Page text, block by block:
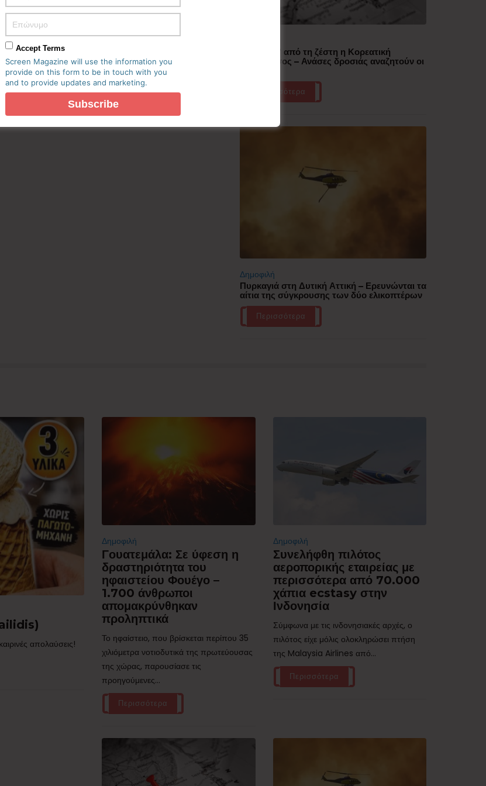
τον πλοηγό για την επόμενη φορά που θα
“Έλιωσε” από τη ζέστη η Κορεατική
Χερσόνησος – Ανάσες δροσιάς αναζητούν οι
Περισσότερα
Δημοφιλή
Πυρκαγιά στη Δυτική Αττική – Ερευνώνται τα
αίτια της σύγκρουσης των δύο ελικοπτέρων
Περισσότερα
απολαύσεις!
Δημοφιλή
Γουατεμάλα: Σε ύφεση η
δραστηριότητα του
ηφαιστείου Φουέγο –
1.700 άνθρωποι
απομακρύνθηκαν
προληπτικά
Το ηφαίστειο, που βρίσκεται περίπου 35
χιλιόμετρα νοτιοδυτικά της πρωτεύουσας
της χώρας, παρουσίασε τις
προηγούμενες...
Περισσότερα
Δημοφιλή
Συνελήφθη πιλότος
αεροπορικής εταιρείας με
περισσότερα από 70.000
χάπια ecstasy στην
Ινδονησία
Σύμφωνα με τις ινδονησιακές αρχές, ο
πιλότος είχε μόλις ολοκληρώσει πτήση
της Malaysia Airlines από...
Περισσότερα
Accept Terms
Screen Magazine will use the information you
provide on this form to be in touch with you
and to provide updates and marketing.